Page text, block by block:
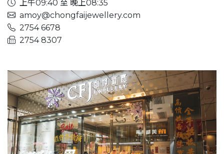
上午09:40 至 晚上08:35
amoy@chongfaijewellery.com
2754 6678
2754 8307